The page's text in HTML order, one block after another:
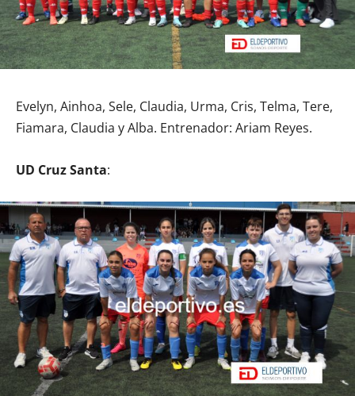
Evelyn, Ainhoa, Sele, Claudia, Urma, Cris, Telma, Tere,
Fiamara, Claudia y Alba. Entrenador: Ariam Reyes.
UD Cruz Santa: